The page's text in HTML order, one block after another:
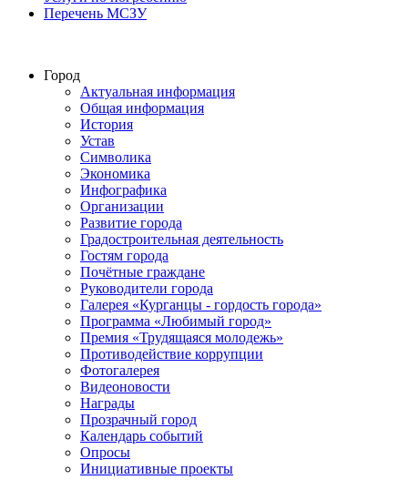
Перечень МСЗУ
Город
Актуальная информация
Общая информация
История
Устав
Символика
Экономика
Инфографика
Организации
Развитие города
Градостроительная деятельность
Гостям города
Почётные граждане
Руководители города
Галерея «Курганцы - гордость города»
Программа «Любимый город»
Премия «Трудящаяся молодежь»
Противодействие коррупции
Фотогалерея
Видеоновости
Награды
Прозрачный город
Календарь событий
Опросы
Инициативные проекты